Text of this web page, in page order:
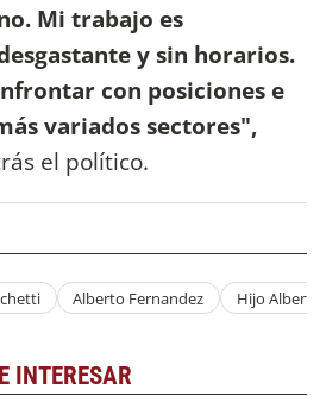
Mi trabajo es
y sin horarios.
con posiciones e
variados sectores",
el político.
Alberto Fernandez Hijo Alberto
INTERESAR